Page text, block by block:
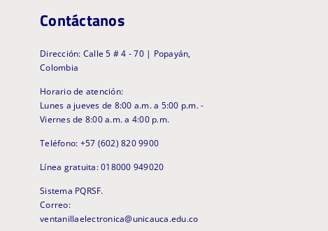
Contáctanos
Dirección: Calle 5 # 4 - 70 | Popayán,
Colombia
Horario de atención:
Lunes a jueves de 8:00 a.m. a 5:00 p.m. -
Viernes de 8:00 a.m. a 4:00 p.m.
Teléfono: +57 (602) 820 9900
Línea gratuita: 018000 949020
Sistema PQRSF.
Correo:
ventanillaelectronica@unicauca.edu.co